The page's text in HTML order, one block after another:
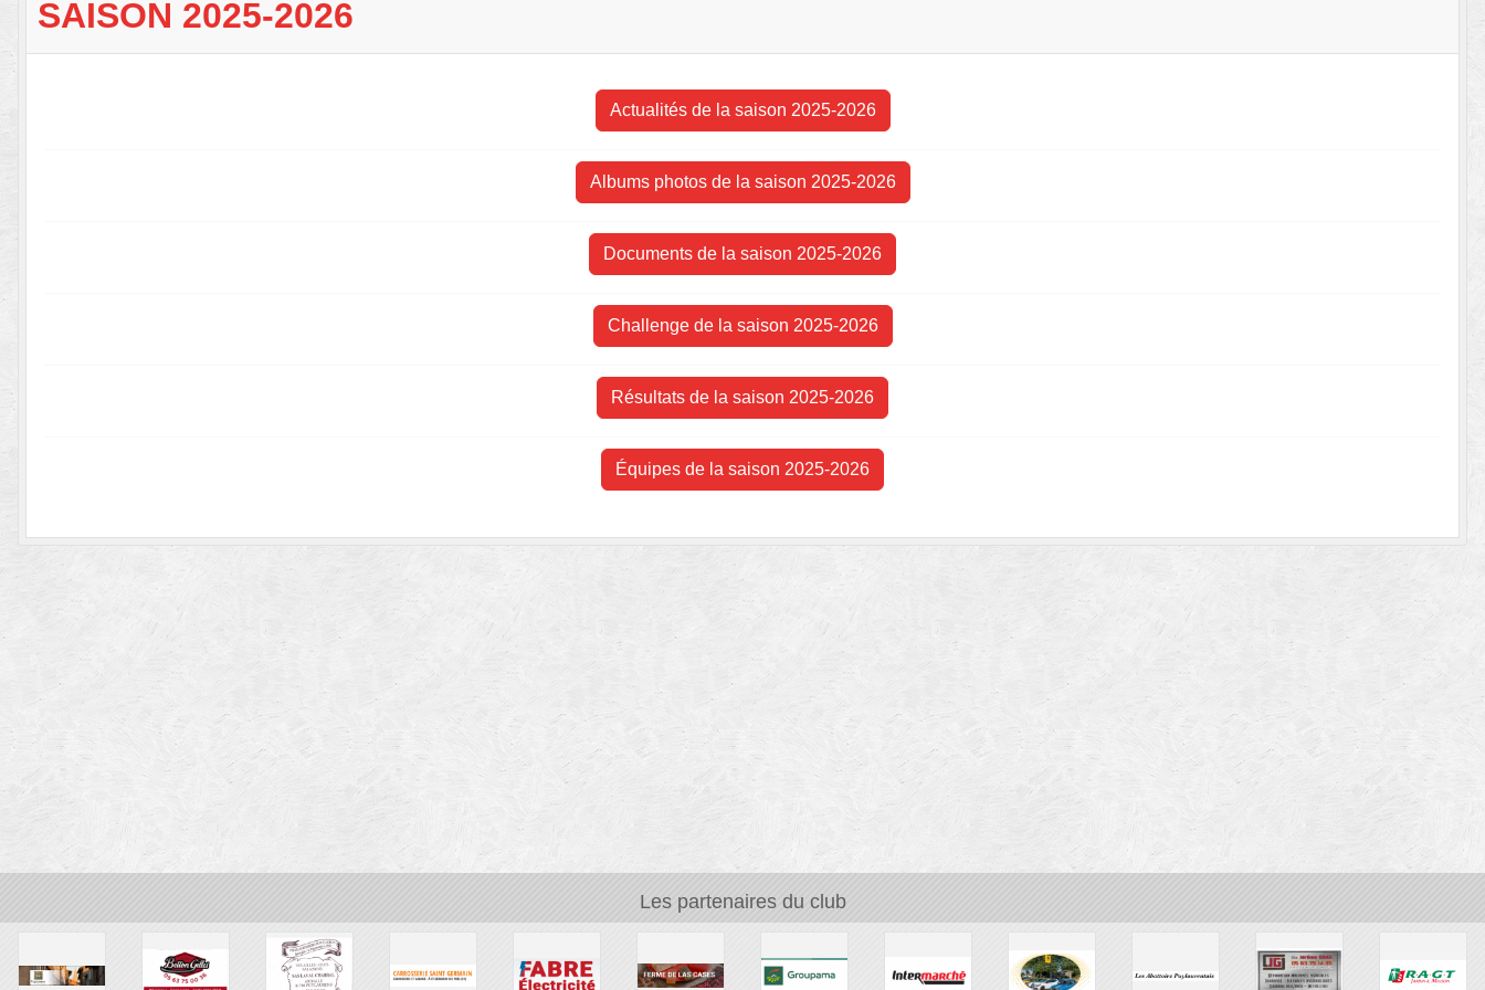
SAISON 2025-2026
Actualités de la saison 2025-2026
Albums photos de la saison 2025-2026
Documents de la saison 2025-2026
Challenge de la saison 2025-2026
Résultats de la saison 2025-2026
Équipes de la saison 2025-2026
Les partenaires du club